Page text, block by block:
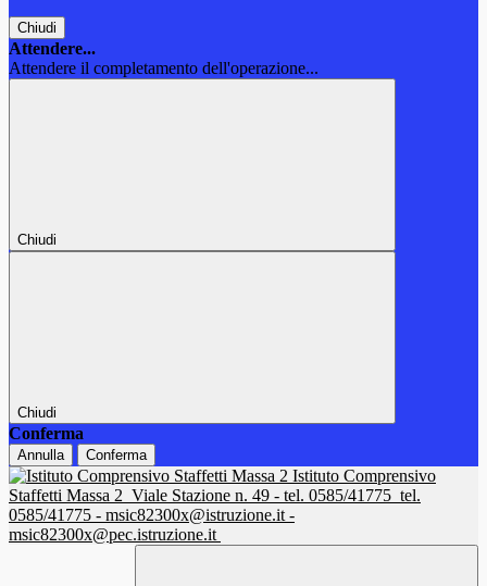
Chiudi
Attendere...
Attendere il completamento dell'operazione...
Chiudi
Chiudi
Conferma
Annulla Conferma
Istituto Comprensivo
Staffetti Massa 2 Viale Stazione n. 49 - tel. 0585/41775 tel.
0585/41775 - msic82300x@istruzione.it -
msic82300x@pec.istruzione.it